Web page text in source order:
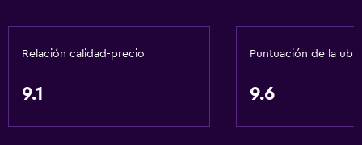
Relación calidad-precio
9.1
Puntuación de la
9.6